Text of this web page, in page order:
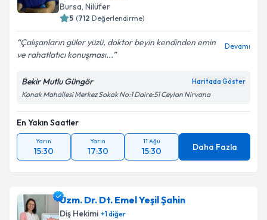
Bursa, Nilüfer
5 (712 Değerlendirme)
Çalışanların güler yüzü, doktor beyin kendinden emin
ve rahatlatıcı konuşması...
Devamı
Bekir Mutlu Güngör Haritada Göster
Konak Mahallesi Merkez Sokak No:1 Daire:51 Ceylan Nirvana
En Yakın Saatler
Yarın
15:30
Yarın
17:30
11 Ağu
15:30 Daha Fazla
Uzm. Dr. Dt. Emel Yeşil Şahin
Diş Hekimi +1diğer